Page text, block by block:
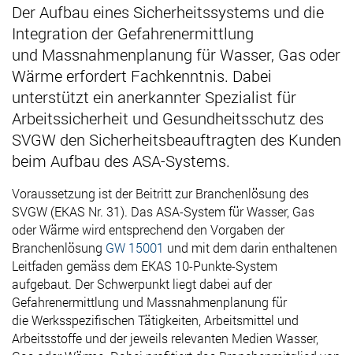
Der Aufbau eines Sicherheitssystems und die
Integration der Gefahrenermittlung
und Massnahmenplanung für Wasser, Gas oder
Wärme erfordert Fachkenntnis. Dabei
unterstützt ein anerkannter Spezialist für
Arbeitssicherheit und Gesundheitsschutz des
SVGW den Sicherheitsbeauftragten des Kunden
beim Aufbau des ASA-Systems.
Voraussetzung ist der Beitritt zur Branchenlösung des
SVGW (EKAS Nr. 31). Das ASA-System für Wasser, Gas
oder Wärme wird entsprechend den Vorgaben der
Branchenlösung GW 15001 und mit dem darin enthaltenen
Leitfaden gemäss dem EKAS 10-Punkte-System
aufgebaut. Der Schwerpunkt liegt dabei auf der
Gefahrenermittlung und Massnahmenplanung für
die Werksspezifischen Tätigkeiten, Arbeitsmittel und
Arbeitsstoffe und der jeweils relevanten Medien Wasser,